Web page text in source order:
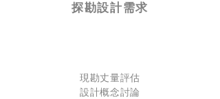
探勘設計需求
現勘丈量評估
設計概念討論